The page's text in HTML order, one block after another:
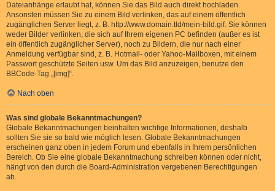
Dateianhänge erlaubt hat, können Sie das Bild auch direkt hochladen.
Ansonsten müssen Sie zu einem Bild verlinken, das auf einem öffentlich
zugänglichen Server liegt, z. B. http://www.domain.tld/mein-bild.gif. Sie können
weder Bilder verlinken, die sich auf Ihrem eigenen PC befinden (außer es ist
ein öffentlich zugänglicher Server), noch zu Bildern, die nur nach einer
Anmeldung verfügbar sind, z. B. Hotmail- oder Yahoo-Mailboxen, mit einem
Passwort geschützte Seiten usw. Um das Bild anzuzeigen, benutze den
BBCode-Tag „[img]“.
Nach oben
Was sind globale Bekanntmachungen?
Globale Bekanntmachungen beinhalten wichtige Informationen, deshalb
sollten Sie sie so bald wie möglich lesen. Globale Bekanntmachungen
erscheinen ganz oben in jedem Forum und ebenfalls in Ihrem persönlichen
Bereich. Ob Sie eine globale Bekanntmachung schreiben können oder nicht,
hängt von den durch die Board-Administration vergebenen Berechtigungen
ab.